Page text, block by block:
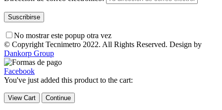
No mostrar este popup otra vez
© Copyright Tecnimetro 2022. All Rights Reserved. Design by
Dankorp Group
Facebook
You've just added this product to the cart:
View Cart Continue